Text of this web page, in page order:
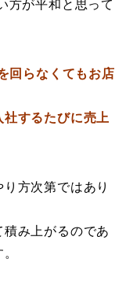
方が平和と思って
回らなくてもお店
するたびに売上
方次第ではあり
み上がるのであ